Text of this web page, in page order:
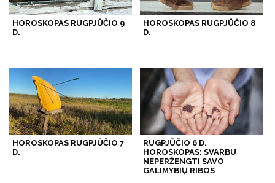
HOROSKOPAS RUGPJŪČIO 9
D.
HOROSKOPAS RUGPJŪČIO 8
D.
HOROSKOPAS RUGPJŪČIO 7
D.
RUGPJŪČIO 6 D.
HOROSKOPAS: SVARBU
NEPERŽENGTI SAVO
GALIMYBIŲ RIBOS